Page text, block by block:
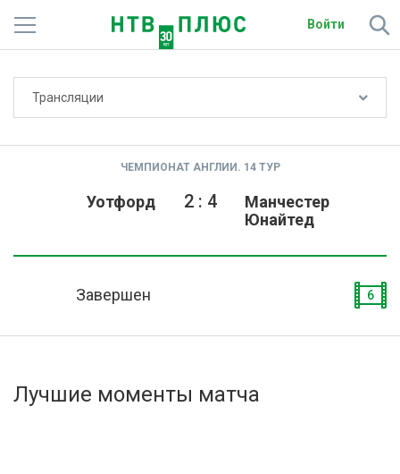
Войти
Активировать промокод
Трансляции
ЧЕМПИОНАТ АНГЛИИ. 14 ТУР
Уотфорд
Манчестер
Юнайтед
2: 4
Завершен 6
Лучшие моменты матча